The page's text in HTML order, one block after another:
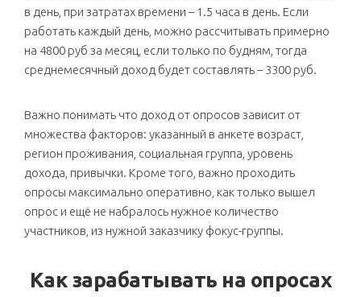
в день, при затратах времени – 1.5 часа в день. Если
работать каждый день, можно рассчитывать примерно
на 4800 руб за месяц, если только по будням, тогда
среднемесячный доход будет составлять – 3300 руб.
Важно понимать что доход от опросов зависит от
множества факторов: указанный в анкете возраст,
регион проживания, социальная группа, уровень
дохода, привычки. Кроме того, важно проходить
опросы максимально оперативно, как только вышел
опрос и ещё не набралось нужное количество
участников, из нужной заказчику фокус-группы.
Как зарабатывать на опросах